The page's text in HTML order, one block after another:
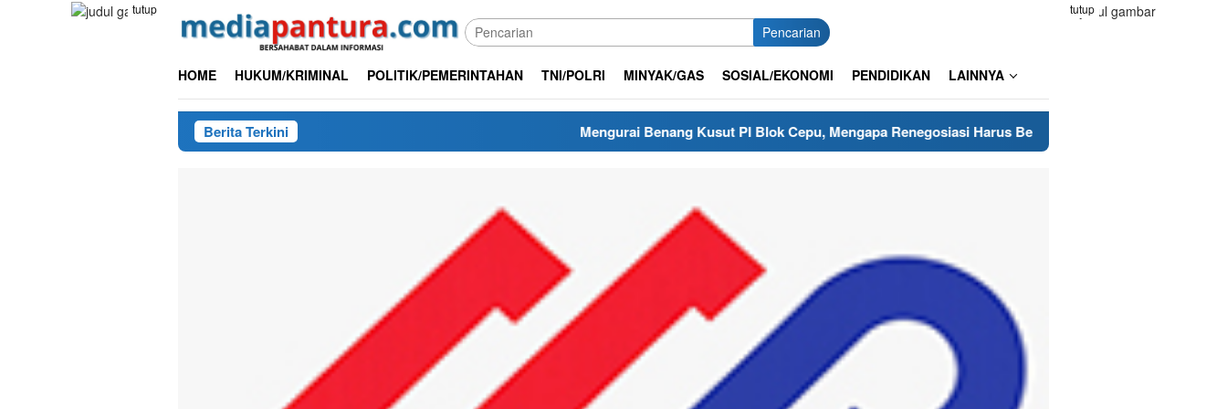
tutup tutup
Pencarian
HOME HUKUM/KRIMINAL POLITIK/PEMERINTAHAN TNI/POLRI MINYAK/GAS SOSIAL/EKONOMI PENDIDIKAN LAINNYA
Berita Terkini Mengurai Benang Kusut PI Blok Cepu, Mengapa Renegosiasi Harus Berpijak pada Keberanian Hukum?